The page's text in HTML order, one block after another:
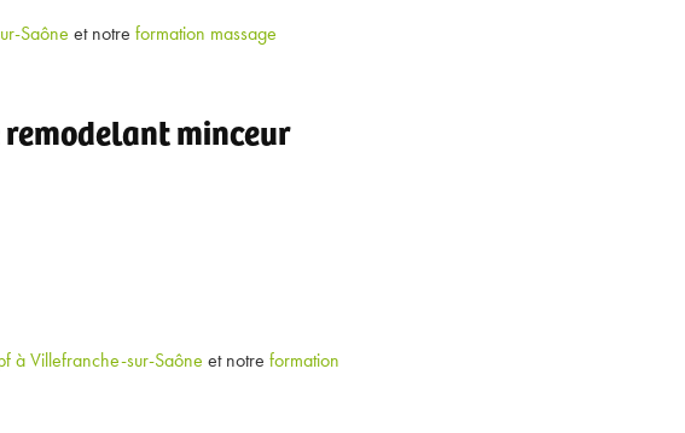
Saône et notre formation massage
minceur
à Villefranche-sur-Saône et notre formation